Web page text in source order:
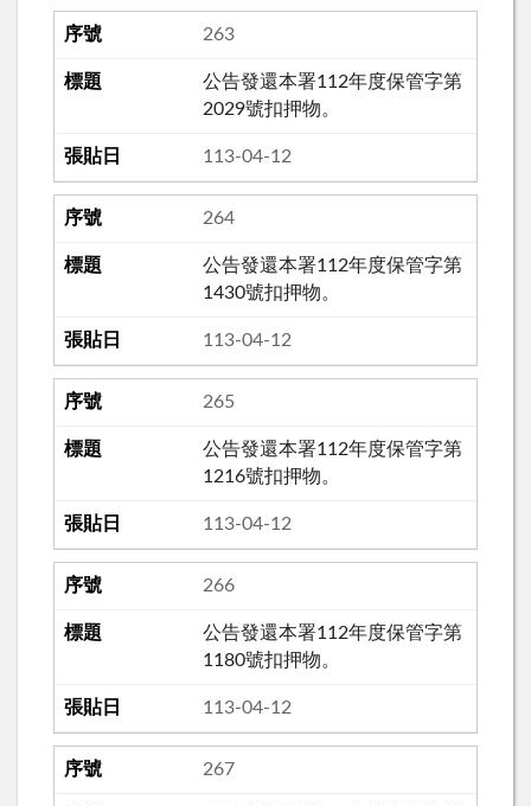
263
公告發還本署112年度保管字第
2029號扣押物。
113-04-12
264
公告發還本署112年度保管字第
1430號扣押物。
113-04-12
265
公告發還本署112年度保管字第
1216號扣押物。
113-04-12
266
公告發還本署112年度保管字第
1180號扣押物。
113-04-12
267